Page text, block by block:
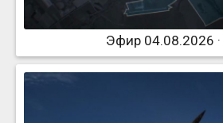
Эфир 04.08.2026